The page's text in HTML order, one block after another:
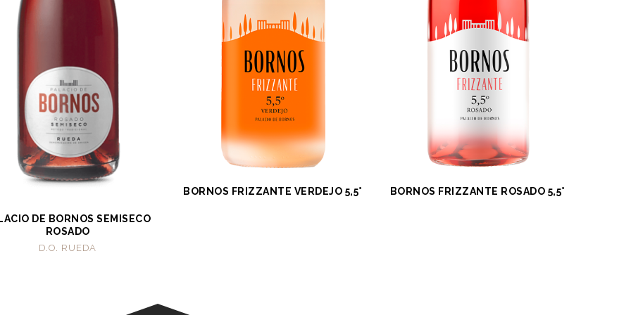
DE BORNOS SEMISECO
ROSADO
D.O. RUEDA
BORNOS FRIZZANTE VERDEJO 5,5° BORNOS FRIZZANTE ROSADO 5,5°